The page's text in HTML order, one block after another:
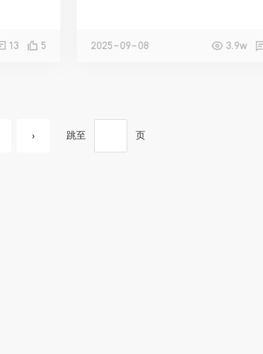
13 5 2025-09-08 3.9w
跳至 页